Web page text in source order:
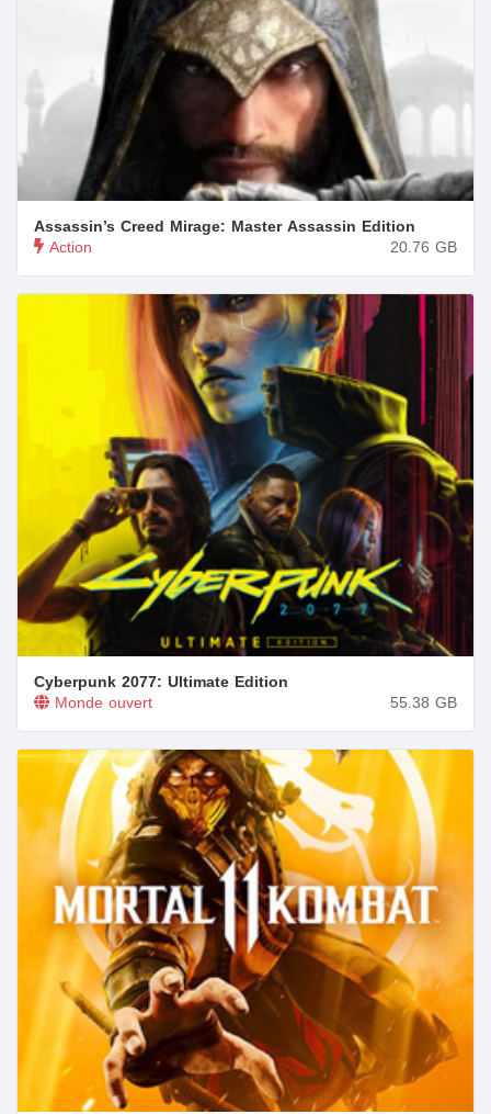
Assassin’s Creed Mirage: Master Assassin Edition
Action 20.76 GB
Cyberpunk 2077: Ultimate Edition
Monde ouvert 55.38 GB